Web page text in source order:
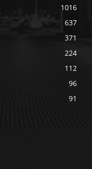
1016
637
371
224
112
96
91